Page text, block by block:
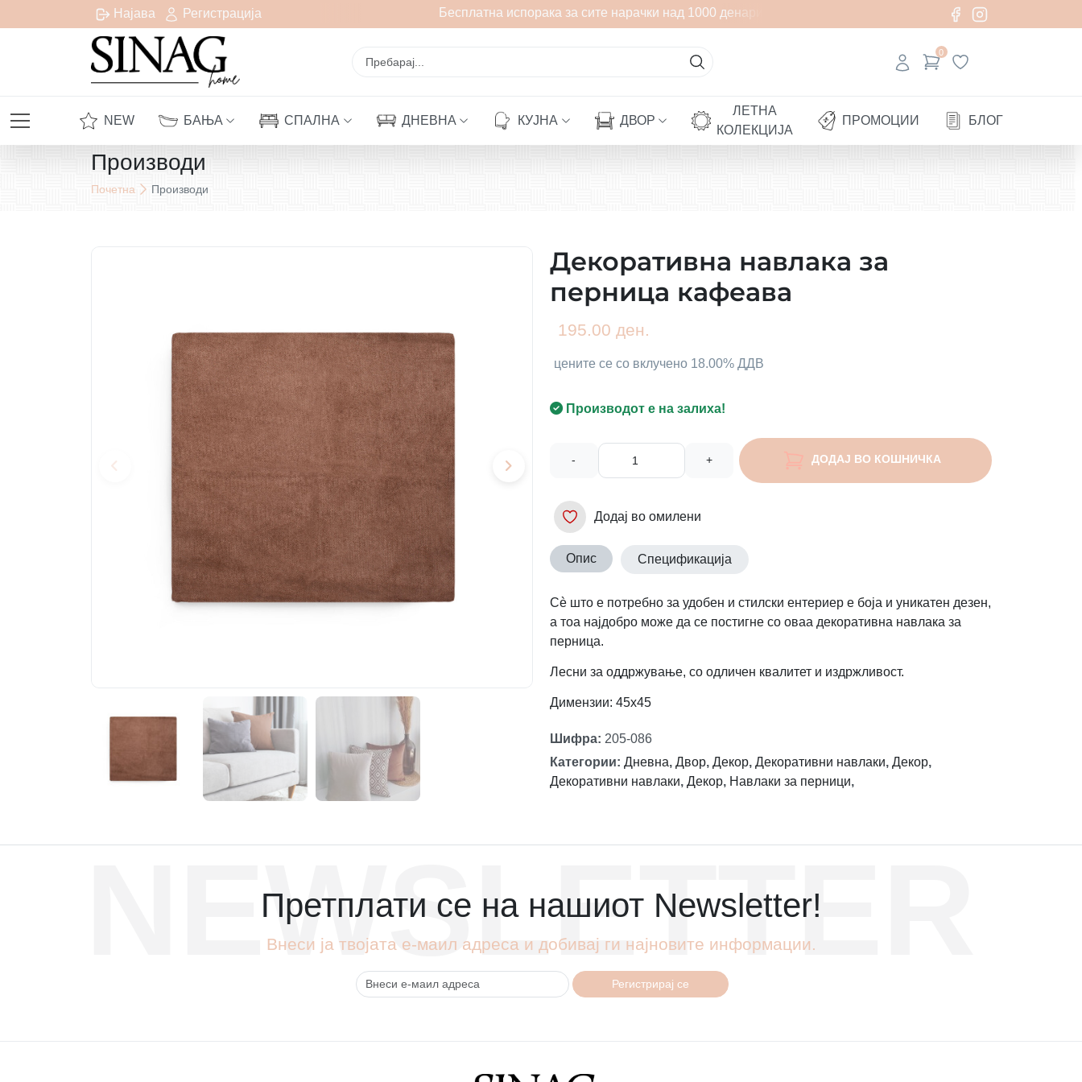
Најава Регистрација
испорака за сите нарачки над 1000 денари Бесплатна испорака за сите нарачки над 1000 денари
0
NEW БАЊА СПАЛНА ДНЕВНА КУЈНА ДВОР
ЛЕТНА
КОЛЕКЦИЈА
ПРОМОЦИИ БЛОГ
Производи
Почетна Производи
Декоративна навлака за
перница кафеава
195.00 ден.
цените се со вклучено 18.00% ДДВ
Производот е на залиха!
- + ДОДАЈ ВО КОШНИЧКА
Додај во омилени
Опис Спецификација
Сè што е потребно за удобен и стилски ентериер е боја и уникатен дезен,
а тоа најдобро може да се постигне со оваа декоративна навлака за
перница.
Лесни за оддржување, со одличен квалитет и издржливост.
Димензии: 45х45
Шифра: 205-086
Категории: Дневна, Двор, Декор, Декоративни навлаки, Декор,
Декоративни навлаки, Декор, Навлаки за перници,
NEWSLETTER
Претплати се на нашиот Newsletter!
Внеси ја твојата е-маил адреса и добивај ги најновите информации.
Регистрирај се